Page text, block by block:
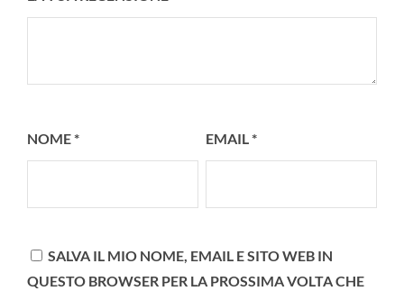
NOME* EMAIL*
SALVA IL MIO NOME, EMAIL E SITO WEB IN
QUESTO BROWSER PER LA PROSSIMA VOLTA CHE